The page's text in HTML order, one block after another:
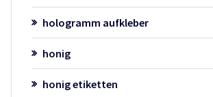
hologramm aufkleber
honig
honig etiketten